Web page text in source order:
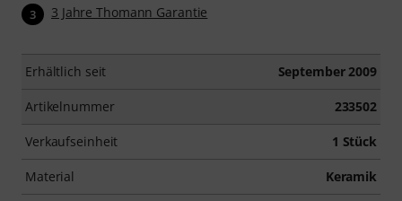
3 3 Jahre Thomann Garantie
Erhältlich seit September 2009
Artikelnummer 233502
Verkaufseinheit 1 Stück
Material Keramik